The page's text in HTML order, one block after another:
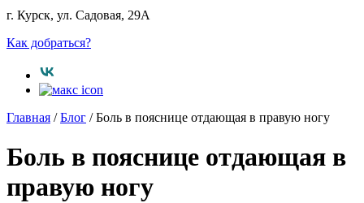
г. Курск, ул. Садовая, 29А
Как добраться?
Главная /Блог /Боль в пояснице отдающая в правую ногу
Боль в пояснице отдающая в
правую ногу